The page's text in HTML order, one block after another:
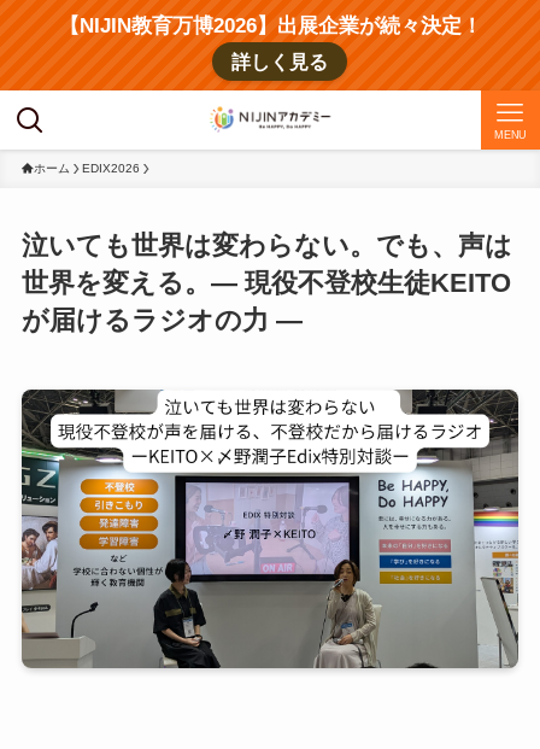
【NIJIN教育万博2026】出展企業が続々決定！
詳しく見る
MENU
ホーム EDIX2026
泣いても世界は変わらない。でも、声は
世界を変える。― 現役不登校生徒KEITO
が届けるラジオの力 ―